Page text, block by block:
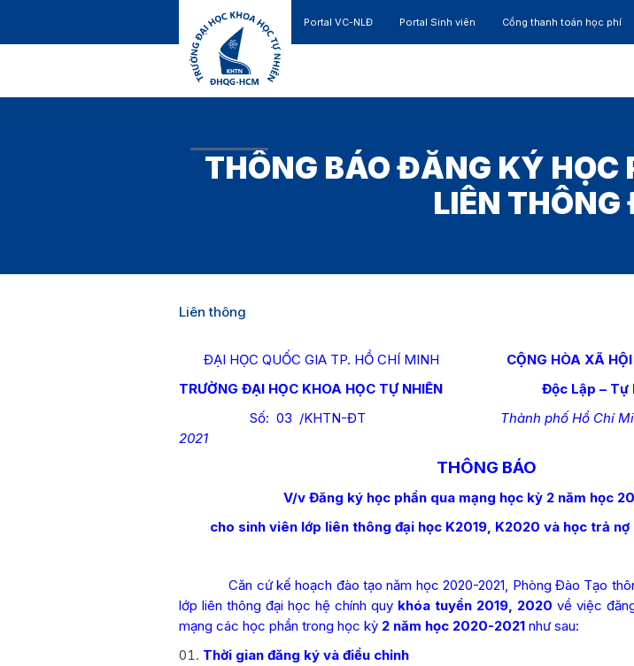
Portal VC-NLĐ Portal Sinh viên Cổng thanh toán học phí
THÔNG BÁO ĐĂNG KÝ
LIÊN
Liên thông
ĐẠI HỌC QUỐC GIA TP. HỒ CHÍ MINH CỘNG HÒA XÃ
TRƯỜNG ĐẠI HỌC KHOA HỌC TỰ NHIÊN
Độc Lập – Tự
Số: 03 /KHTN-ĐT Thành phố Hồ Chí
2021
THÔNG BÁO
V/v Đăng ký học phần qua mạng học kỳ 2 năm học
cho sinh viên lớp liên thông đại học K2019, K2020 và học trả
Căn cứ kế hoạch đào tạo năm học 2020-2021, Phòng Đào Tạo
lớp liên thông đại học hệ chính quy khóa tuyển 2019, 2020 về việc
mạng các học phần trong học kỳ 2 năm học 2020-2021 như sau:
Thời gian đăng ký và điều chỉnh